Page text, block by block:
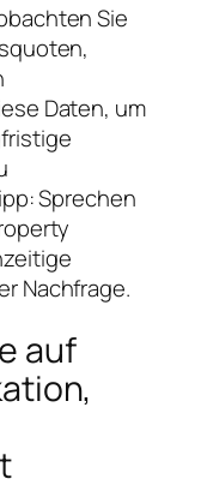
Sie
Daten, um
Sprechen
Nachfrage.
auf